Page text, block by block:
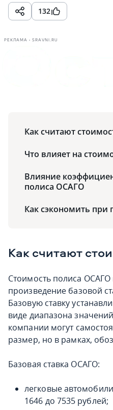
132
РЕКЛАМА • SRAVNI.RU
Как считают
Что влияет на
Влияние
полиса ОСАГО
Как сэкономить при
Как считают
Стоимость полиса ОСАГО
произведение базовой
Базовую ставку
виде диапазона
компании могут
размер, но в рамках,
Базовая ставка ОСАГО:
легковые
1646 до 7535 рублей;